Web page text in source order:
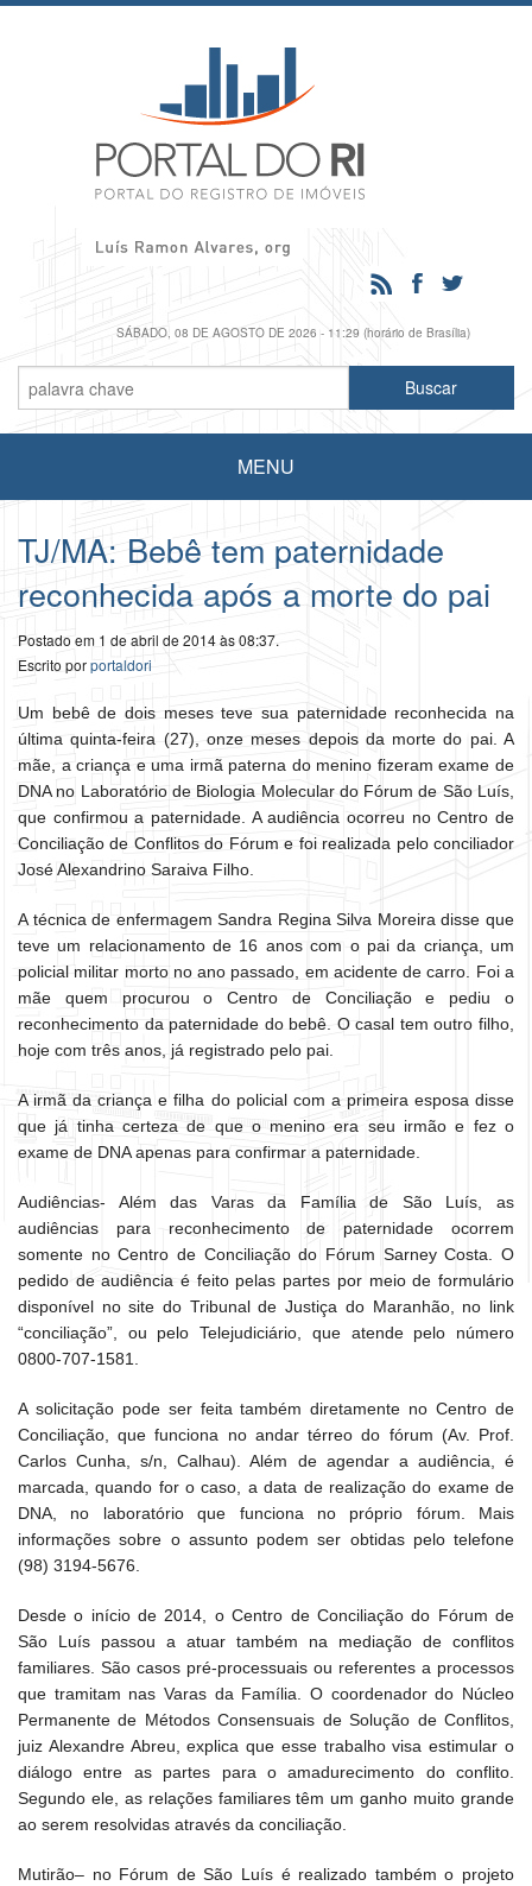
SÁBADO, 08 DE AGOSTO DE 2026 - 11:29 (horário de Brasília)
MENU
TJ/MA: Bebê tem paternidade
reconhecida após a morte do pai
Postado em 1 de abril de 2014 às 08:37.
Escrito porportaldori
Um bebê de dois meses teve sua paternidade reconhecida na
última quinta-feira (27), onze meses depois da morte do pai. A
mãe, a criança e uma irmã paterna do menino fizeram exame de
DNA no Laboratório de Biologia Molecular do Fórum de São Luís,
que confirmou a paternidade. A audiência ocorreu no Centro de
Conciliação de Conflitos do Fórum e foi realizada pelo conciliador
José Alexandrino Saraiva Filho.
A técnica de enfermagem Sandra Regina Silva Moreira disse que
teve um relacionamento de 16 anos com o pai da criança, um
policial militar morto no ano passado, em acidente de carro. Foi a
mãe quem procurou o Centro de Conciliação e pediu o
reconhecimento da paternidade do bebê. O casal tem outro filho,
hoje com três anos, já registrado pelo pai.
A irmã da criança e filha do policial com a primeira esposa disse
que já tinha certeza de que o menino era seu irmão e fez o
exame de DNA apenas para confirmar a paternidade.
Audiências- Além das Varas da Família de São Luís, as
audiências para reconhecimento de paternidade ocorrem
somente no Centro de Conciliação do Fórum Sarney Costa. O
pedido de audiência é feito pelas partes por meio de formulário
disponível no site do Tribunal de Justiça do Maranhão, no link
“conciliação”, ou pelo Telejudiciário, que atende pelo número
0800-707-1581.
A solicitação pode ser feita também diretamente no Centro de
Conciliação, que funciona no andar térreo do fórum (Av. Prof.
Carlos Cunha, s/n, Calhau). Além de agendar a audiência, é
marcada, quando for o caso, a data de realização do exame de
DNA, no laboratório que funciona no próprio fórum. Mais
informações sobre o assunto podem ser obtidas pelo telefone
(98) 3194-5676.
Desde o início de 2014, o Centro de Conciliação do Fórum de
São Luís passou a atuar também na mediação de conflitos
familiares. São casos pré-processuais ou referentes a processos
que tramitam nas Varas da Família. O coordenador do Núcleo
Permanente de Métodos Consensuais de Solução de Conflitos,
juiz Alexandre Abreu, explica que esse trabalho visa estimular o
diálogo entre as partes para o amadurecimento do conflito.
Segundo ele, as relações familiares têm um ganho muito grande
ao serem resolvidas através da conciliação.
Mutirão– no Fórum de São Luís é realizado também o projeto